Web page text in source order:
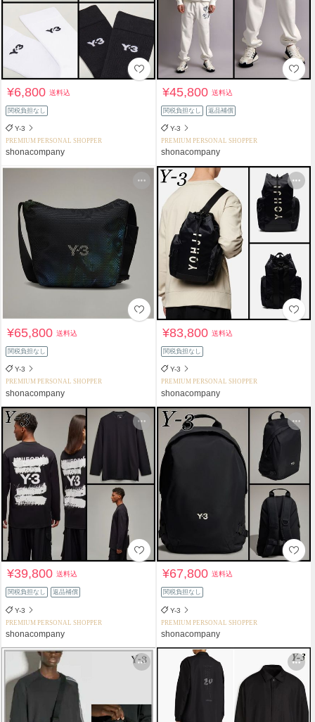
¥6,800送料込
関税負担なし
Y-3
PREMIUM PERSONAL SHOPPER
shonacompany
¥45,800送料込
関税負担なし 返品補償
Y-3
PREMIUM PERSONAL SHOPPER
shonacompany
¥65,800送料込
関税負担なし
Y-3
PREMIUM PERSONAL SHOPPER
shonacompany
¥83,800送料込
関税負担なし
Y-3
PREMIUM PERSONAL SHOPPER
shonacompany
¥39,800送料込
関税負担なし 返品補償
Y-3
PREMIUM PERSONAL SHOPPER
shonacompany
¥67,800送料込
関税負担なし
Y-3
PREMIUM PERSONAL SHOPPER
shonacompany